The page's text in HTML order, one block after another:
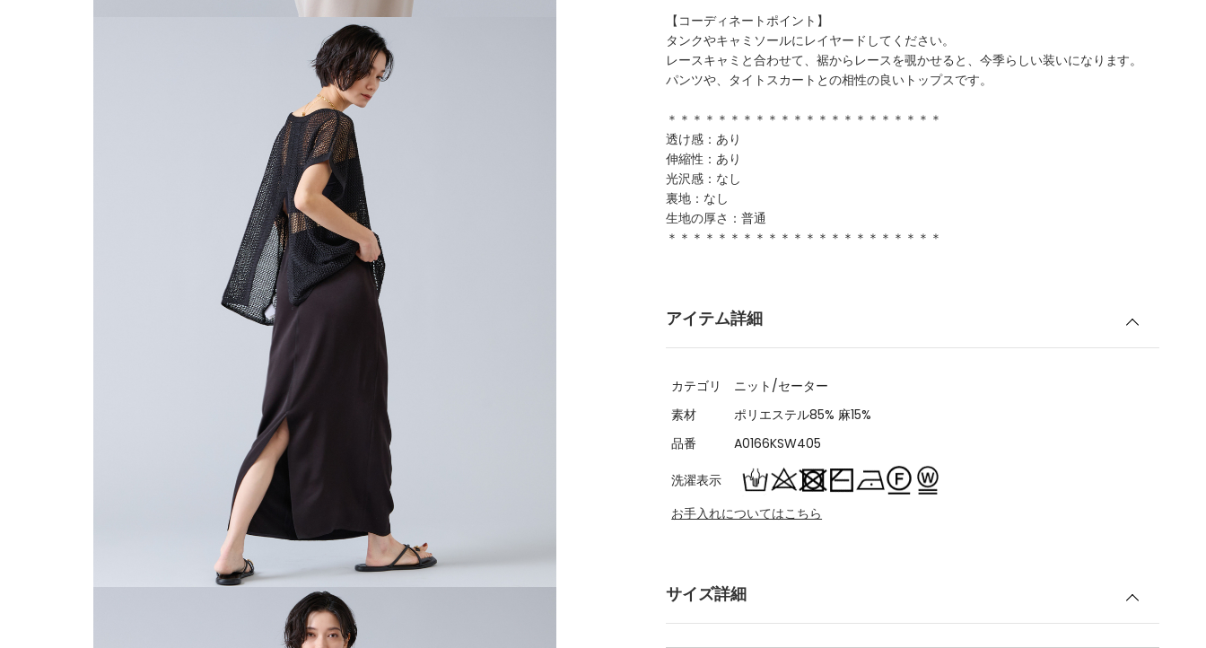
【コーディネートポイント】
タンクやキャミソールにレイヤードしてください。
レースキャミと合わせて、裾からレースを覗かせると、今季らしい装いになります。
パンツや、タイトスカートとの相性の良いトップスです。
＊＊＊＊＊＊＊＊＊＊＊＊＊＊＊＊＊＊＊＊＊＊
透け感：あり
伸縮性：あり
光沢感：なし
裏地：なし
生地の厚さ：普通
＊＊＊＊＊＊＊＊＊＊＊＊＊＊＊＊＊＊＊＊＊＊
アイテム詳細
カテゴリ
ニット/セーター
素材
ポリエステル85% 麻15%
品番
A0166KSW405
洗濯表示
お手入れについてはこちら
サイズ詳細